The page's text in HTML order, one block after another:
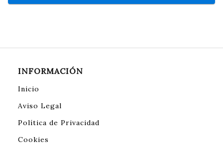
INFORMACIÓN
Inicio
Aviso Legal
Política de Privacidad
Cookies